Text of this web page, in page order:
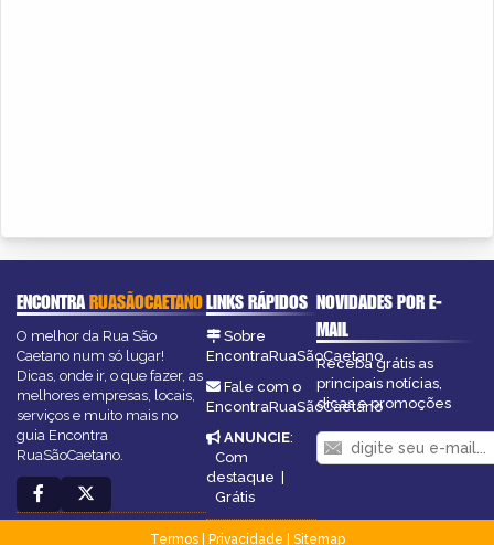
ENCONTRARUASÃOCAETANO
O melhor da Rua São
Caetano num só lugar!
Dicas, onde ir, o que fazer, as
melhores empresas, locais,
serviços e muito mais no
guia Encontra
RuaSãoCaetano.
LINKS RÁPIDOS
Sobre
EncontraRuaSãoCaetano
Fale com o
EncontraRuaSãoCaetano
ANUNCIE:
Com
destaque |
Grátis
NOVIDADES POR E-
MAIL
Receba grátis as
principais notícias,
dicas e promoções
Termos| Privacidade
Sitemap